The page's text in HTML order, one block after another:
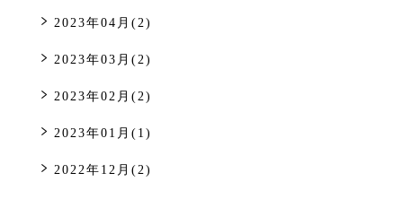
2023年04月(2)
2023年03月(2)
2023年02月(2)
2023年01月(1)
2022年12月(2)